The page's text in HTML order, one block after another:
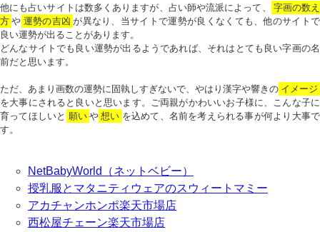
他にも占いサイトは数多くありますが、占い師や流派によって、
字画の数え
方 や 運勢の吉凶 が異なり、当サイトで運勢が良くなくても、他のサイトで
良い運勢が出ることがあります。
どんなサイトでも良い運勢が出るようであれば、それはとても良い字画の名
前だと思います。
ただ、あまり画数の運勢に固執しすぎないで、やはり漢字や響きの イメージ
を大事にされると良いと思います。ご両親がかわいいお子様に、こんな子に
育ってほしいと 願い や 想い を込めて、名前を考えられる事が何より大事で
す。
NetBabyWorld（ネットベビー）
授乳服とマタニティウェアのスウィートマミー
アカチャンホンポ楽天市場店
西松屋チェーン楽天市場店